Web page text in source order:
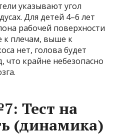
указывают угол
Для детей 4–6 лет
рабочей поверхности
к плечам, выше к
нет, голова будет
что крайне небезопасно
Тест на
(динамика)